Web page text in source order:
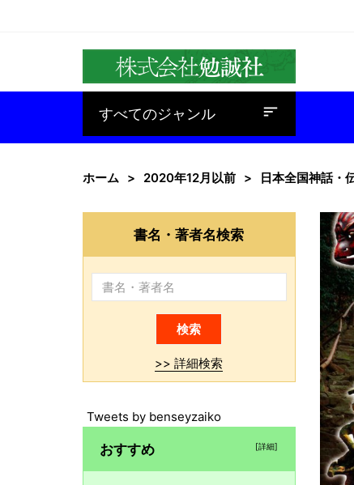
すべてのジャンル
baseline_sort
ホーム 2020年12月以前 日本全国神話・
書名・著者名検索
>> 詳細検索
Tweets by benseyzaiko
おすすめ [詳細]